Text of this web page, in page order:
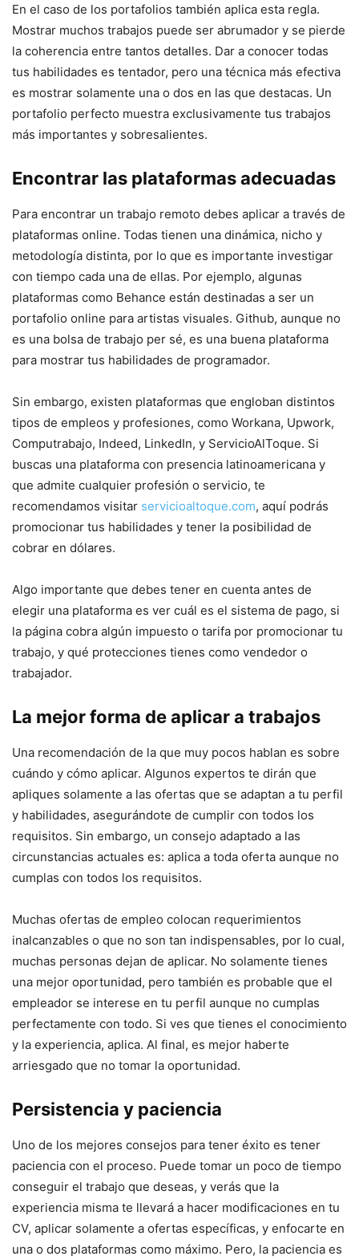
En el caso de los portafolios también aplica esta regla.
Mostrar muchos trabajos puede ser abrumador y se pierde
la coherencia entre tantos detalles. Dar a conocer todas
tus habilidades es tentador, pero una técnica más efectiva
es mostrar solamente una o dos en las que destacas. Un
portafolio perfecto muestra exclusivamente tus trabajos
más importantes y sobresalientes.
Encontrar las plataformas adecuadas
Para encontrar un trabajo remoto debes aplicar a través de
plataformas online. Todas tienen una dinámica, nicho y
metodología distinta, por lo que es importante investigar
con tiempo cada una de ellas. Por ejemplo, algunas
plataformas como Behance están destinadas a ser un
portafolio online para artistas visuales. Github, aunque no
es una bolsa de trabajo per sé, es una buena plataforma
para mostrar tus habilidades de programador.
Sin embargo, existen plataformas que engloban distintos
tipos de empleos y profesiones, como Workana, Upwork,
Computrabajo, Indeed, LinkedIn, y ServicioAlToque. Si
buscas una plataforma con presencia latinoamericana y
que admite cualquier profesión o servicio, te
recomendamos visitar servicioaltoque.com, aquí podrás
promocionar tus habilidades y tener la posibilidad de
cobrar en dólares.
Algo importante que debes tener en cuenta antes de
elegir una plataforma es ver cuál es el sistema de pago, si
la página cobra algún impuesto o tarifa por promocionar tu
trabajo, y qué protecciones tienes como vendedor o
trabajador.
La mejor forma de aplicar a trabajos
Una recomendación de la que muy pocos hablan es sobre
cuándo y cómo aplicar. Algunos expertos te dirán que
apliques solamente a las ofertas que se adaptan a tu perfil
y habilidades, asegurándote de cumplir con todos los
requisitos. Sin embargo, un consejo adaptado a las
circunstancias actuales es: aplica a toda oferta aunque no
cumplas con todos los requisitos.
Muchas ofertas de empleo colocan requerimientos
inalcanzables o que no son tan indispensables, por lo cual,
muchas personas dejan de aplicar. No solamente tienes
una mejor oportunidad, pero también es probable que el
empleador se interese en tu perfil aunque no cumplas
perfectamente con todo. Si ves que tienes el conocimiento
y la experiencia, aplica. Al final, es mejor haberte
arriesgado que no tomar la oportunidad.
Persistencia y paciencia
Uno de los mejores consejos para tener éxito es tener
paciencia con el proceso. Puede tomar un poco de tiempo
conseguir el trabajo que deseas, y verás que la
experiencia misma te llevará a hacer modificaciones en tu
CV, aplicar solamente a ofertas específicas, y enfocarte en
una o dos plataformas como máximo. Pero, la paciencia es